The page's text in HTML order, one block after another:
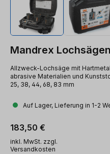
Mandrex
Allzweck-Lochsäge mit
abrasive Materialien und
25, 38, 44, 68, 83 mm
Auf Lager, Lieferung in 1-2
Regulärer Preis:
183,50 €
inkl. MwSt. zzgl.
Versandkosten